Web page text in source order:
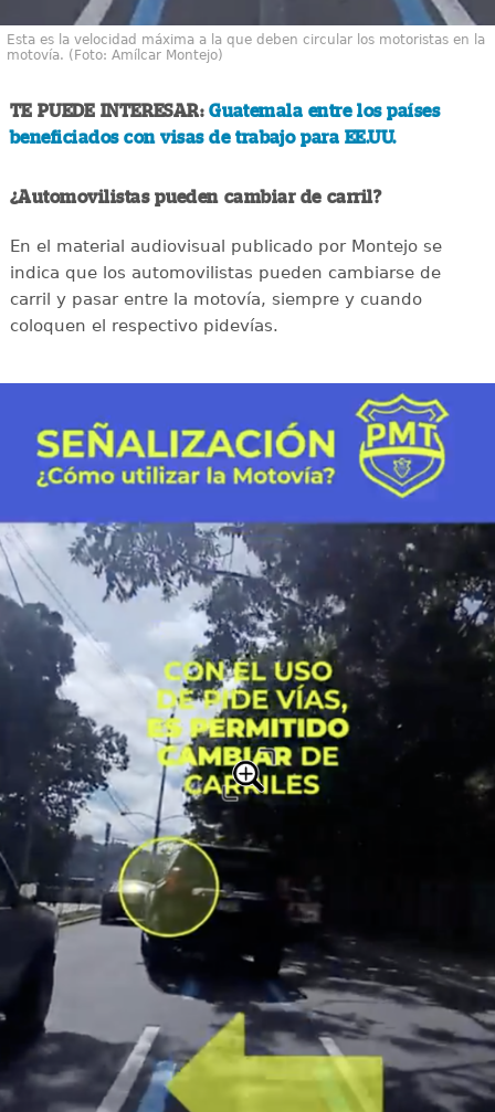
Esta es la velocidad máxima a la que deben circular los motoristas en la
motovía. (Foto: Amílcar Montejo)
TE PUEDE INTERESAR:Guatemala entre los países
beneficiados con visas de trabajo para EE.UU.
¿Automovilistas pueden cambiar de carril?
En el material audiovisual publicado por Montejo se
indica que los automovilistas pueden cambiarse de
carril y pasar entre la motovía, siempre y cuando
coloquen el respectivo pidevías.